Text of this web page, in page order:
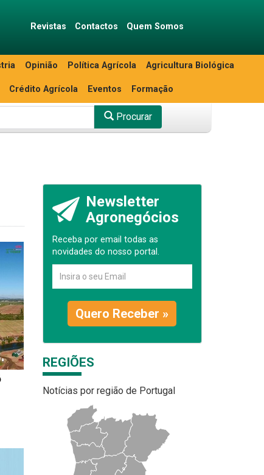
Revistas Contactos Quem Somos
Opinião Política Agrícola Agricultura Biológica
Crédito Agrícola Eventos Formação
Procurar
Newsletter
Agronegócios
Receba por email todas as
novidades do nosso portal.
Quero Receber »
REGIÕES
Notícias por região de Portugal